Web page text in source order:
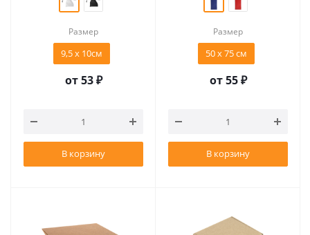
Размер
9,5 х 10см
от53 ₽
В корзину
Размер
50 x 75 см
от55 ₽
В корзину